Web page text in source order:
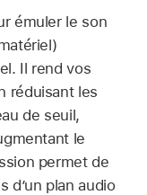
émuler le son
Il rend vos
réduisant les
de seuil,
le
permet de
d’un plan audio